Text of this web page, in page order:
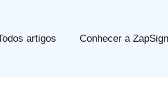
artigos Conhecer a ZapSign